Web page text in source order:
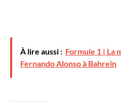
À lire aussi : Formule 1 | La
Fernando Alonso à Bahreïn